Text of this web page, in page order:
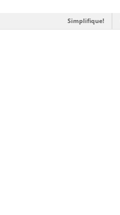
Simplifique!